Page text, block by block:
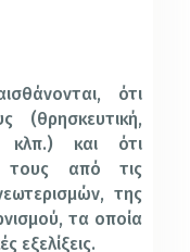
ότι
(θρησκευτική,
κλπ.) και ότι
τους από τις
της
τα οποία
εξελίξεις.